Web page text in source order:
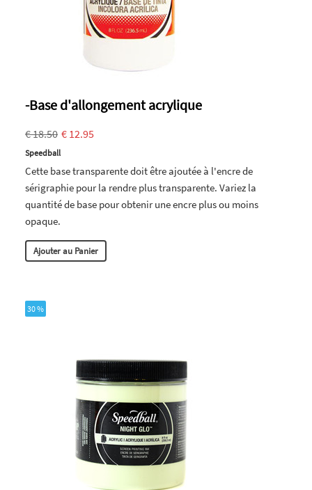
-Base d'allongement acrylique
€ 18.50 € 12.95
Speedball
Cette base transparente doit être ajoutée à l'encre de
sérigraphie pour la rendre plus transparente. Variez la
quantité de base pour obtenir une encre plus ou moins
opaque.
Ajouter au Panier
30 %